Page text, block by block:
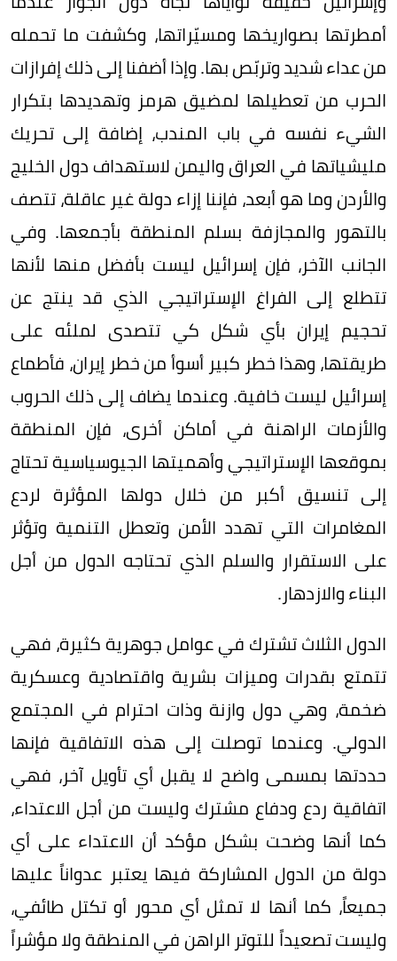
أمطرتها بصواريخها ومسيّراتها، وكشفت ما تحمله
من عداء شديد وتربّص بها. وإذا أضفنا إلى ذلك إفرازات
الحرب من تعطيلها لمضيق هرمز وتهديدها بتكرار
الشيء نفسه في باب المندب، إضافة إلى تحريك
مليشياتها في العراق واليمن لاستهداف دول الخليج
والأردن وما هو أبعد، فإننا إزاء دولة غير عاقلة، تتصف
بالتهور والمجازفة بسلم المنطقة بأجمعها. وفي
الجانب الآخر، فإن إسرائيل ليست بأفضل منها لأنها
تتطلع إلى الفراغ الإستراتيجي الذي قد ينتج عن
تحجيم إيران بأي شكل كي تتصدى لملئه على
طريقتها، وهذا خطر كبير أسوأ من خطر إيران، فأطماع
إسرائيل ليست خافية. وعندما يضاف إلى ذلك الحروب
والأزمات الراهنة في أماكن أخرى، فإن المنطقة
بموقعها الإستراتيجي وأهميتها الجيوسياسية تحتاج
إلى تنسيق أكبر من خلال دولها المؤثرة لردع
المغامرات التي تهدد الأمن وتعطل التنمية وتؤثر
على الاستقرار والسلم الذي تحتاجه الدول من أجل
البناء والازدهار.
الدول الثلاث تشترك في عوامل جوهرية كثيرة، فهي
تتمتع بقدرات وميزات بشرية واقتصادية وعسكرية
ضخمة، وهي دول وازنة وذات احترام في المجتمع
الدولي. وعندما توصلت إلى هذه الاتفاقية فإنها
حددتها بمسمى واضح لا يقبل أي تأويل آخر، فهي
اتفاقية ردع ودفاع مشترك وليست من أجل الاعتداء،
كما أنها وضحت بشكل مؤكد أن الاعتداء على أي
دولة من الدول المشاركة فيها يعتبر عدواناً عليها
جميعاً، كما أنها لا تمثل أي محور أو تكتل طائفي،
وليست تصعيداً للتوتر الراهن في المنطقة ولا مؤشراً